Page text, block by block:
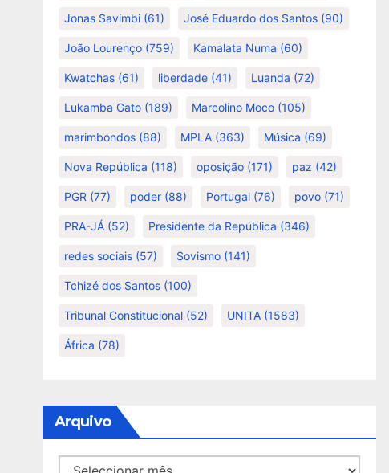
Jonas Savimbi (61) José Eduardo dos Santos (90)
João Lourenço (759) Kamalata Numa (60)
Kwatchas (61) liberdade (41) Luanda (72)
Lukamba Gato (189) Marcolino Moco (105)
marimbondos (88) MPLA (363) Música (69)
Nova República (118) oposição (171) paz (42)
PGR (77) poder (88) Portugal (76) povo (71)
PRA-JÁ (52) Presidente da República (346)
redes sociais (57) Sovismo (141)
Tchizé dos Santos (100)
Tribunal Constitucional (52) UNITA (1583)
África (78)
Arquivo
Arquivo